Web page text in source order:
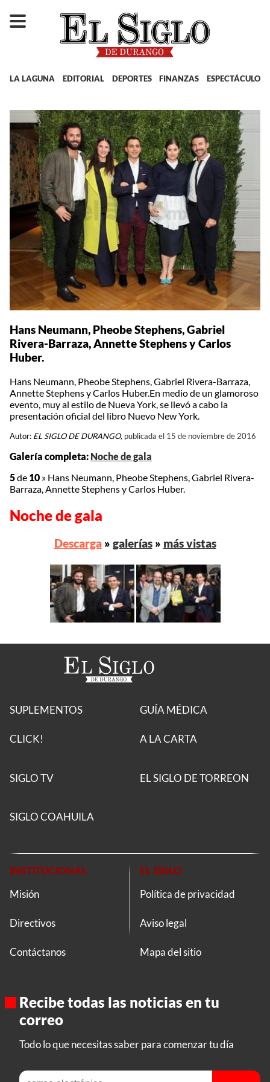
LA LAGUNA EDITORIAL DEPORTES FINANZAS ESPECTÁCULOS
Hans Neumann, Pheobe Stephens, Gabriel
Rivera-Barraza, Annette Stephens y Carlos
Huber.
Hans Neumann, Pheobe Stephens, Gabriel Rivera-Barraza,
Annette Stephens y Carlos Huber.En medio de un glamoroso
evento, muy al estilo de Nueva York, se llevó a cabo la
presentación oficial del libro Nuevo New York.
Autor: EL SIGLO DE DURANGO, publicada el 15 de noviembre de 2016
Galería completa: Noche de gala
5de 10 » Hans Neumann, Pheobe Stephens, Gabriel Rivera-
Barraza, Annette Stephens y Carlos Huber.
Noche de gala
Descarga» galerías» más vistas
SUPLEMENTOS
CLICK!
GUÍA MÉDICA
A LA CARTA
SIGLO TV EL SIGLO DE TORREON
SIGLO COAHUILA
INSTITUCIONAL
Misión
Directivos
Contáctanos
EL SIGLO
Política de privacidad
Aviso legal
Mapa del sitio
Recibe todas las noticias en tu
correo
Todo lo que necesitas saber para comenzar tu día